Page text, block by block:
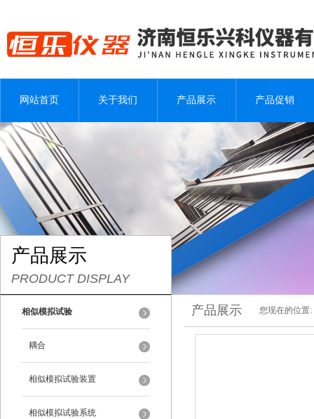
网站首页 关于我们 产品展示 产品促销
产品展示
PRODUCT DISPLAY
相似模拟试验
耦合
相似模拟试验装置
相似模拟试验系统
产品展示 您现在的位置: